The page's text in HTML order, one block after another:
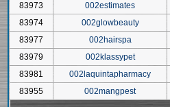
83973
002estimates
83974
002glowbeauty
83977
002hairspa
83979
002klassypet
83981
002laquintapharmacy
83955
002mangpest